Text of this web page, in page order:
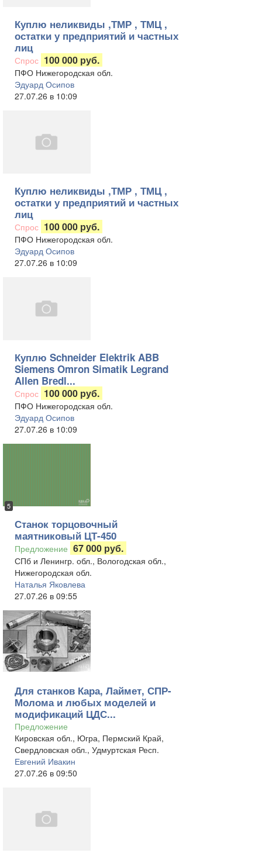
Куплю неликвиды ,ТМР , ТМЦ ,
остатки у предприятий и частных
лиц
Спрос 100 000 руб.
ПФО Нижегородская обл.
Эдуард Осипов
27.07.26 в 10:09
Куплю неликвиды ,ТМР , ТМЦ ,
остатки у предприятий и частных
лиц
Спрос 100 000 руб.
ПФО Нижегородская обл.
Эдуард Осипов
27.07.26 в 10:09
Куплю Schneider Elektrik ABB
Siemens Omron Simatik Legrand
Allen Bredl...
Спрос 100 000 руб.
ПФО Нижегородская обл.
Эдуард Осипов
27.07.26 в 10:09
5
Станок торцовочный
маятниковый ЦТ-450
Предложение 67 000 руб.
СПб и Ленингр. обл., Вологодская обл.,
Нижегородская обл.
Наталья Яковлева
27.07.26 в 09:55
Для станков Кара, Лаймет, СПР-
Молома и любых моделей и
модификаций ЦДС...
Предложение
Кировская обл., Югра, Пермский Край,
Свердловская обл., Удмуртская Респ.
Евгений Ивакин
27.07.26 в 09:50